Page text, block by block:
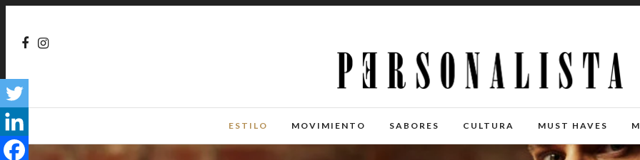
ESTILO MOVIMIENTO SABORES CULTURA MUST HAVES